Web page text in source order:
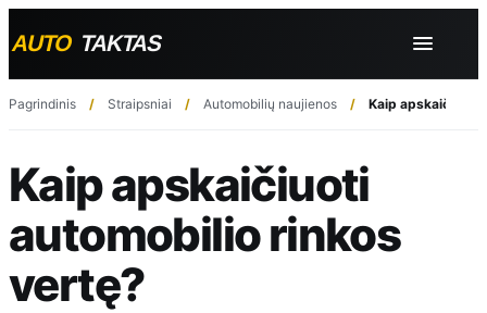
Pagrindinis Straipsniai Automobilių naujienos Kaip apskaičiuoti
Kaip apskaičiuoti
automobilio rinkos
vertę?